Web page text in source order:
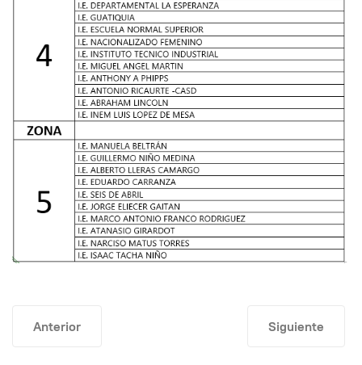
Artículo anterior: CONVOCATORIA 2025 – RECEPCIÓN
Anterior Artículo
Siguiente